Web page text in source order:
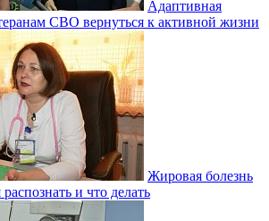
Адаптивная
СВО вернуться к активной жизни
Жировая болезнь
и что делать